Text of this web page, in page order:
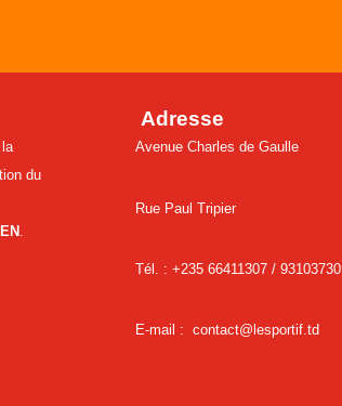
du
.
Adresse
Avenue Charles de Gaulle
Rue Paul Tripier
Tél. : +235 66411307 / 93103730
E-mail : contact@lesportif.td